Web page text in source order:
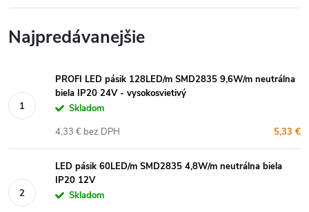
Najpredávanejšie
PROFI LED pásik 128LED/m SMD2835 9,6W/m neutrálna
biela IP20 24V - vysokosvietivý
Skladom
5,33 €
4,33 € bez DPH
LED pásik 60LED/m SMD2835 4,8W/m neutrálna biela
IP20 12V
Skladom